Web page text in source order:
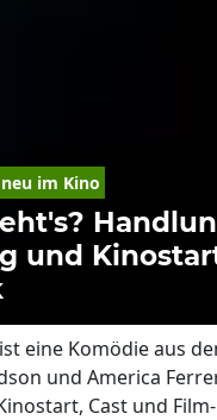
im Kino
und
eine Komödie aus
und America
Cast und